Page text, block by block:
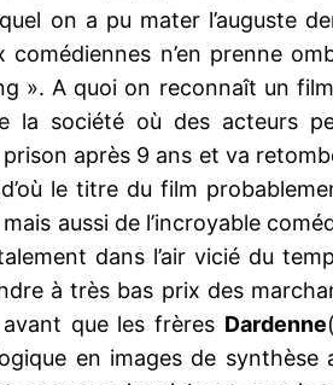
on a pu mater l’auguste
comédiennes n’en prenne
». A quoi on reconnaît un
la société où des acteurs
après 9 ans et va
le titre du film
mais aussi de l’incroyable
dans l’air vicié du
à très bas prix des
que les frères Dardenne
en images de synthèse